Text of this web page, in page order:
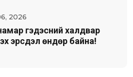
2026
гэдэсний халдвар
эрсдэл өндөр байна!